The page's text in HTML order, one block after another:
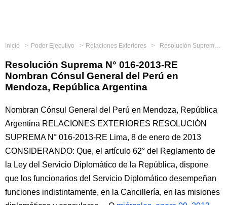
Inicio Poder Ejecutivo Relaciones Exteriores Resolución Suprema N° 016-2013-RE Nombran Cónsul General del Perú en Mendoza, República Argentina
Resolución Suprema N° 016-2013-RE
Nombran Cónsul General del Perú en
Mendoza, República Argentina
Nombran Cónsul General del Perú en Mendoza, República
Argentina RELACIONES EXTERIORES RESOLUCIÓN
SUPREMA N° 016-2013-RE Lima, 8 de enero de 2013
CONSIDERANDO: Que, el artículo 62° del Reglamento de
la Ley del Servicio Diplomático de la República, dispone
que los funcionarios del Servicio Diplomático desempeñan
funciones indistintamente, en la Cancillería, en las misiones